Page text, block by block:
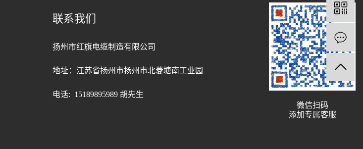
联系我们
扬州市红旗电缆制造有限公司
地址：江苏省扬州市扬州市北菱塘南工业园
电话: 15189895989 胡先生
微信扫码
添加专属客服